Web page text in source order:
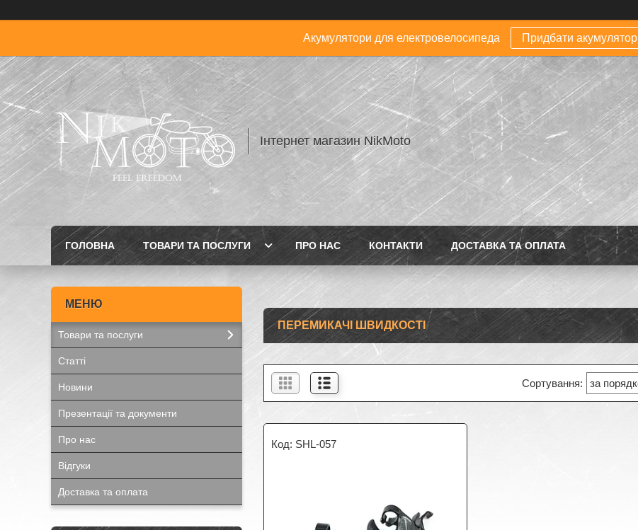
Акумулятори для електровелосипеда Придбати акумулятор
Інтернет магазин NikMoto
ГОЛОВНА ТОВАРИ ТА ПОСЛУГИ ПРО НАС КОНТАКТИ ДОСТАВКА ТА ОПЛАТА
ПЕРЕМИКАЧІ ШВИДКОСТІ
SHL-057
Товари та послуги
Статті
Новини
Презентації та документи
Про нас
Відгуки
Доставка та оплата